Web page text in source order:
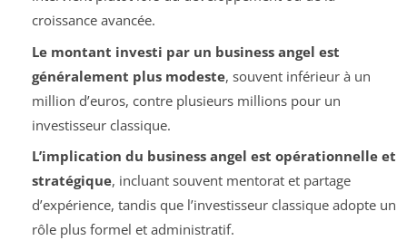
croissance avancée.
Le montant investi par un business angel est
généralement plus modeste, souvent inférieur à un
million d’euros, contre plusieurs millions pour un
investisseur classique.
L’implication du business angel est opérationnelle et
stratégique, incluant souvent mentorat et partage
d’expérience, tandis que l’investisseur classique adopte un
rôle plus formel et administratif.